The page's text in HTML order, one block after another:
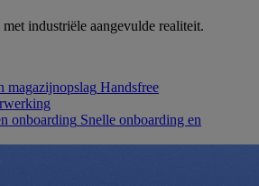
industriële aangevulde realiteit.
magazijnopslag Handsfree
onboarding Snelle onboarding en